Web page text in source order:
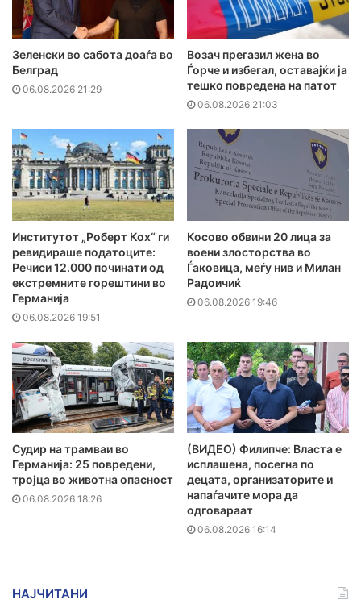
Зеленски во сабота доаѓа во
Белград
06.08.2026 21:29
Возач прегазил жена во
Ѓорче и избегал, оставајќи ја
тешко повредена на патот
06.08.2026 21:03
Институтот „Роберт Кох“ ги
ревидираше податоците:
Речиси 12.000 починати од
екстремните горештини во
Германија
06.08.2026 19:51
Косово обвини 20 лица за
воени злосторства во
Ѓаковица, меѓу нив и Милан
Радоичиќ
06.08.2026 19:46
Судир на трамваи во
Германија: 25 повредени,
тројца во животна опасност
06.08.2026 18:26
(ВИДЕО) Филипче: Власта е
исплашена, посегна по
децата, организаторите и
напаѓачите мора да
одговараат
06.08.2026 16:14
НАЈЧИТАНИ